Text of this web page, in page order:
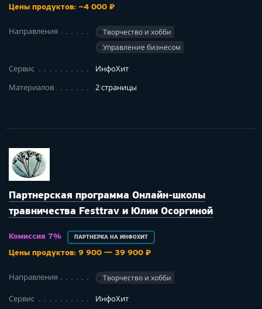
Цены продуктов: ~4 000 ₽
Направления
Творчество и хобби
Управление бизнесом
Сервис
ИнфоХит
Материалов
2 страницы
Партнерская программа Онлайн-школы
травничества Festtrav и Юлии Осоргиной
Комиссия 7% ПАРТНЕРКА НА ИНФОХИТ
Цены продуктов: 9 900 — 39 900 ₽
Направления Творчество и хобби
Сервис
ИнфоХит